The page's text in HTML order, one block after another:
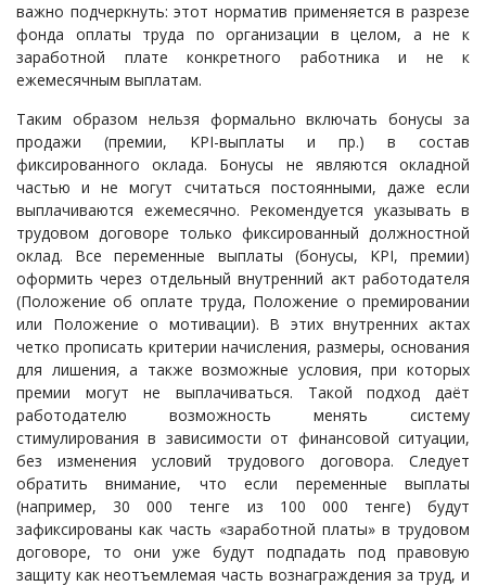
важно подчеркнуть: этот норматив применяется в разрезе
фонда оплаты труда по организации в целом, а не к
заработной плате конкретного работника и не к
ежемесячным выплатам.
Таким образом нельзя формально включать бонусы за
продажи (премии, KPI-выплаты и пр.) в состав
фиксированного оклада. Бонусы не являются окладной
частью и не могут считаться постоянными, даже если
выплачиваются ежемесячно. Рекомендуется указывать в
трудовом договоре только фиксированный должностной
оклад. Все переменные выплаты (бонусы, KPI, премии)
оформить через отдельный внутренний акт работодателя
(Положение об оплате труда, Положение о премировании
или Положение о мотивации). В этих внутренних актах
четко прописать критерии начисления, размеры, основания
для лишения, а также возможные условия, при которых
премии могут не выплачиваться. Такой подход даёт
работодателю возможность менять систему
стимулирования в зависимости от финансовой ситуации,
без изменения условий трудового договора. Следует
обратить внимание, что если переменные выплаты
(например, 30 000 тенге из 100 000 тенге) будут
зафиксированы как часть «заработной платы» в трудовом
договоре, то они уже будут подпадать под правовую
защиту как неотъемлемая часть вознаграждения за труд, и